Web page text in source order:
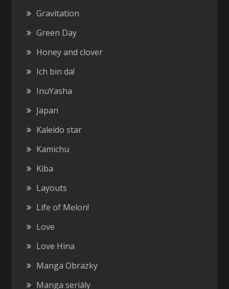
Gravitation
Green Day
Honey and clover
Ich bin da!
InuYasha
Japan
Kaleido star
Kamichu
Kiba
Layouts
Life of Melon!
Love
Love Hina
Manga Obrazky
Manga seriály